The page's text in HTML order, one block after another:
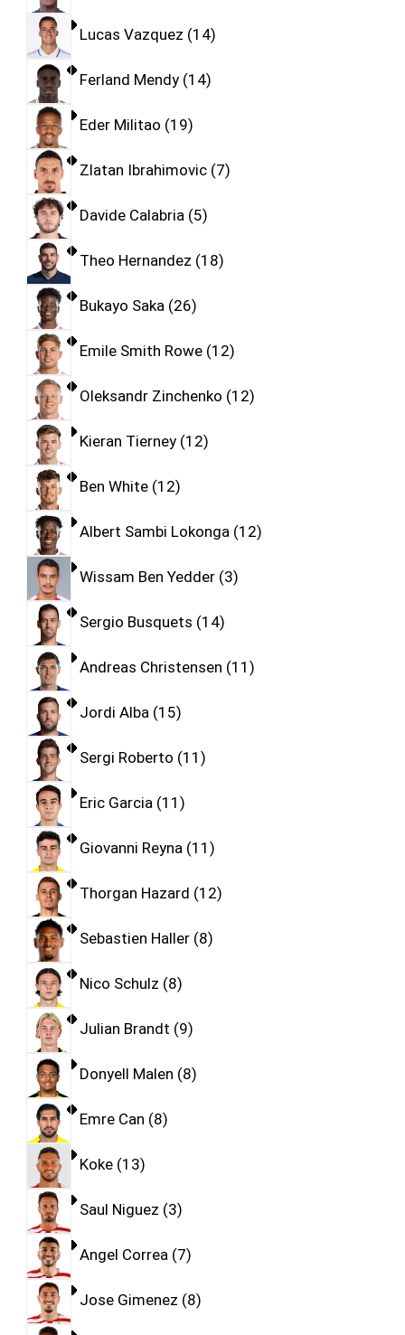
Lucas Vazquez 14
Ferland Mendy 14
Eder Militao 19
Zlatan Ibrahimovic 7
Davide Calabria 5
Theo Hernandez 18
Bukayo Saka 26
Emile Smith Rowe 12
Oleksandr Zinchenko 12
Kieran Tierney 12
Ben White 12
Albert Sambi Lokonga 12
Wissam Ben Yedder 3
Sergio Busquets 14
Andreas Christensen 11
Jordi Alba 15
Sergi Roberto 11
Eric Garcia 11
Giovanni Reyna 11
Thorgan Hazard 12
Sebastien Haller 8
Nico Schulz 8
Julian Brandt 9
Donyell Malen 8
Emre Can 8
Koke 13
Saul Niguez 3
Angel Correa 7
Jose Gimenez 8